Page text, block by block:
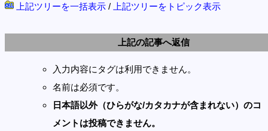
上記ツリーを一括表示 / 上記ツリーをトピック表示
上記の記事へ返信
入力内容にタグは利用できません。
名前は必須です。
日本語以外（ひらがな/カタカナが含まれない）のコ
メントは投稿できません。